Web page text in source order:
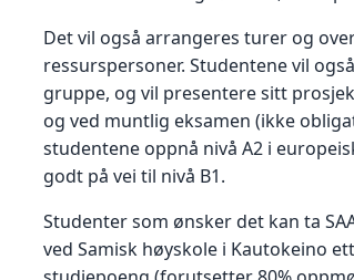
Det vil også arrangeres turer og
ressurspersoner. Studentene vil
gruppe, og vil presentere sitt
og ved muntlig eksamen (ikke
studentene oppnå nivå A2 i
godt på vei til nivå B1.
Studenter som ønsker det kan ta
ved Samisk høyskole i Kautokeino